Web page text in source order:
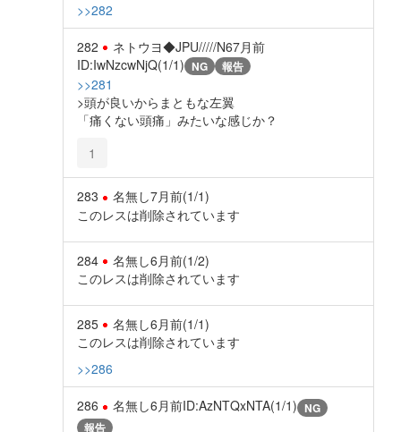
>>282
282 ネトウヨ◆JPU/////N67月前
ID:IwNzcwNjQ(1/1) NG 報告
>>281
>頭が良いからまともな左翼
「痛くない頭痛」みたいな感じか？
1
283 名無し7月前(1/1)
このレスは削除されています
284 名無し6月前(1/2)
このレスは削除されています
285 名無し6月前(1/1)
このレスは削除されています
>>286
286 名無し6月前ID:AzNTQxNTA(1/1) NG
報告